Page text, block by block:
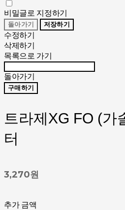
비밀글로 지정하기
돌아가기 저장하기
수정하기
삭제하기
목록으로 가기
돌아가기
구매하기
트라제XG FO (가
터
3,270원
추가 금액